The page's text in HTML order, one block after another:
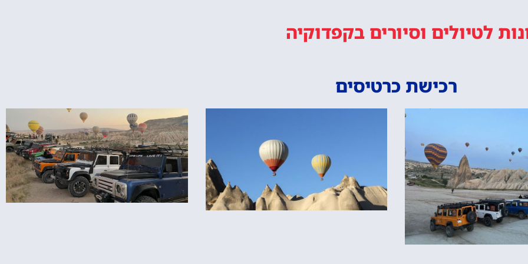
לטיולים וסיורים בקפדוקיה
רכישת כרטיסים